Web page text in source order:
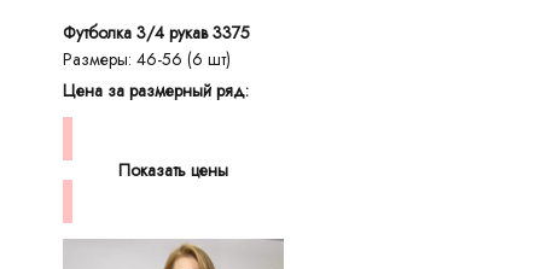
Футболка 3/4 рукав 3375
Размеры: 46-56 (6 шт)
Цена за размерный ряд:
Показать цены